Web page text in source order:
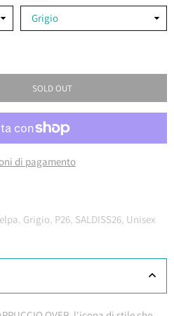
SOLD OUT
di pagamento
, Grigio, P26, SALDISS26, Unisex